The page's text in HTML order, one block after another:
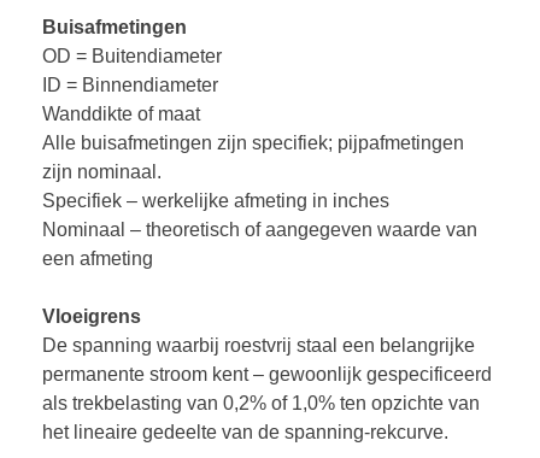
Buisafmetingen
OD = Buitendiameter
ID = Binnendiameter
Wanddikte of maat
Alle buisafmetingen zijn specifiek; pijpafmetingen
zijn nominaal.
Specifiek – werkelijke afmeting in inches
Nominaal – theoretisch of aangegeven waarde van
een afmeting
Vloeigrens
De spanning waarbij roestvrij staal een belangrijke
permanente stroom kent – gewoonlijk gespecificeerd
als trekbelasting van 0,2% of 1,0% ten opzichte van
het lineaire gedeelte van de spanning-rekcurve.